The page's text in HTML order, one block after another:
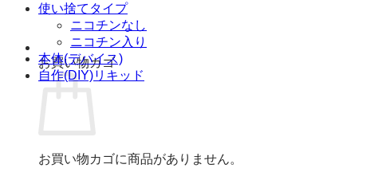
お買い物カゴ
お買い物カゴに商品がありません。
使い捨てタイプ
ニコチンなし
ニコチン入り
本体(デバイス)
自作(DIY)リキッド